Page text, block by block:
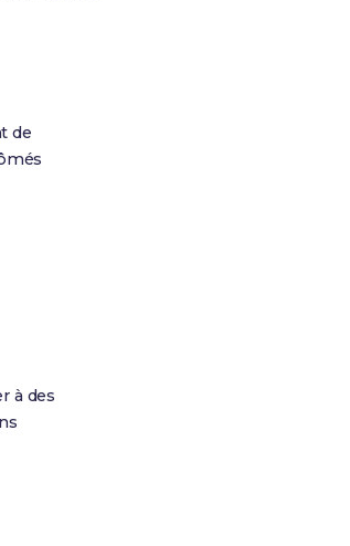
de
à des